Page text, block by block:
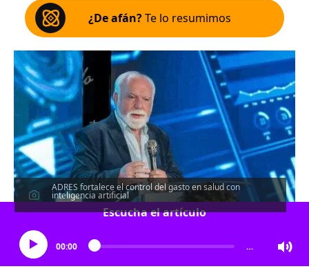
¿De afán?Te lo resumimos
ADRES fortalece el control del gasto en salud con
inteligencia artificial
Escucha el artículo
00:00 …